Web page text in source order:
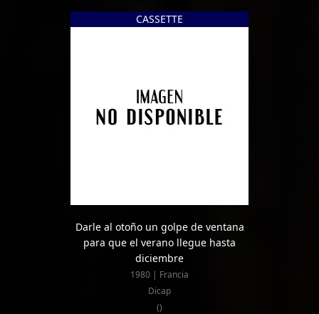
CASSETTE
Darle al otoño un golpe de ventana
para que el verano llegue hasta
diciembre
1980 | Francia
Dicap
()